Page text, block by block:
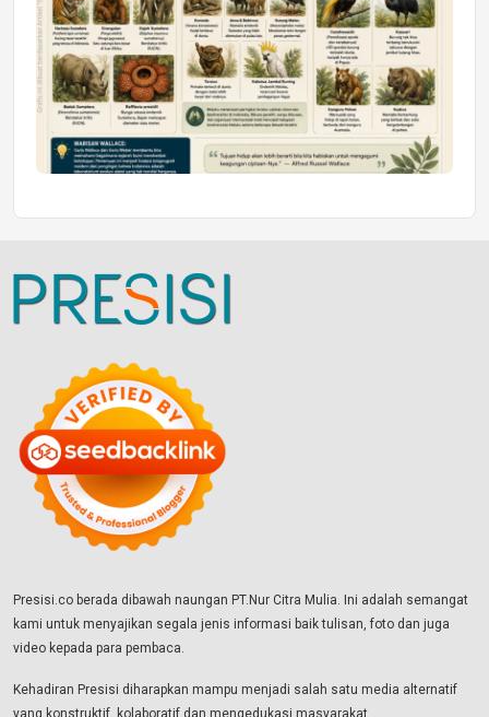
Presisi.co berada dibawah naungan PT.Nur Citra Mulia. Ini adalah semangat
kami untuk menyajikan segala jenis informasi baik tulisan, foto dan juga
video kepada para pembaca.
Kehadiran Presisi diharapkan mampu menjadi salah satu media alternatif